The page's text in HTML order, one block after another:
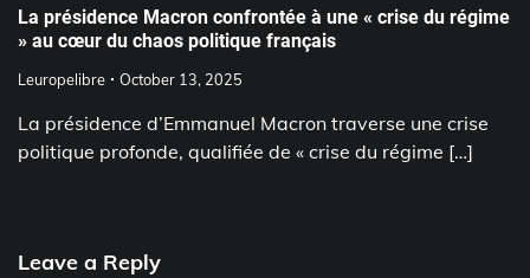
La présidence Macron confrontée à une « crise du régime
» au cœur du chaos politique français
Leuropelibre October 13, 2025
La présidence d’Emmanuel Macron traverse une crise
politique profonde, qualifiée de « crise du régime […]
Leave a Reply